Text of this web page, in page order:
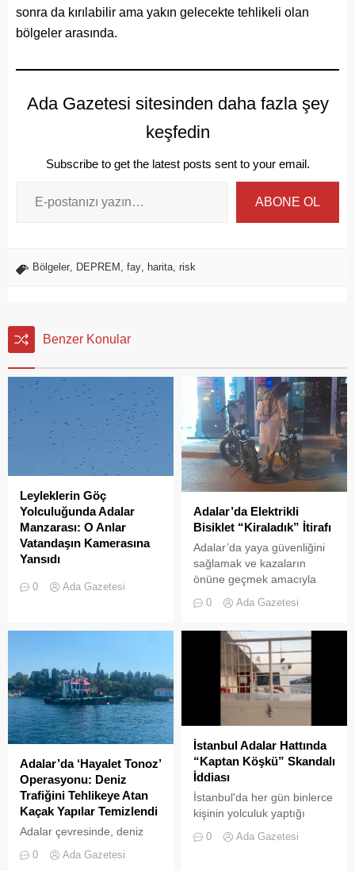
sonra da kırılabilir ama yakın gelecekte tehlikeli olan
bölgeler arasında.
Ada Gazetesi sitesinden daha fazla şey
keşfedin
Subscribe to get the latest posts sent to your email.
ABONE OL
Bölgeler DEPREM fay harita risk
Benzer Konular
Leyleklerin Göç
Yolculuğunda Adalar
Manzarası: O Anlar
Vatandaşın Kamerasına
Yansıdı
Sonbahar göçüne başlayan
leylek sürülerinin Adalar
İstanbul’da, yüzlerce
leyleğin Adalar
semalarındaki süzülüşü cep
telefonu kameralarına
yansıdı. Marmara Denizi ve
gökyüzünde süzülen
devasa leylek sürüsü,
izleyenlere adeta görsel bir
şölen sundu. Sürüler
halinde termal hava...
0 Ada Gazetesi
Adalar’da Elektrikli
Bisiklet “Kiraladık” İtirafı
Adalar’da yaya güvenliğini
sağlamak ve kazaların
önüne geçmek amacıyla
getirilen “elektrikli bisiklet
kiralama yasağı” adeta hiçe
yansıyan son görüntüler,
yasağın delindiğini ve
denetimlerin yetersiz
kaldığını bir kez daha gözler
önüne serdi. Adalar’da
UKOME (Ulaşım
Koordinasyon Merkezi)
kararları doğrultusunda
ticari amaçlı elektrikli bisiklet
ve scooter kiralama
faaliyetleri yasaklanmış
durumda....
0 Ada Gazetesi
Adalar’da ‘Hayalet Tonoz’
Operasyonu: Deniz
Trafiğini Tehlikeye Atan
Kaçak Yapılar Temizlendi
Adalar çevresinde, deniz
trafiğini tehlikeye sokan ve
çevre kirliliğine neden olan
0 Ada Gazetesi
İstanbul Adalar Hattında
“Kaptan Köşkü” Skandalı
İddiası
İstanbul'da her gün binlerce
kişinin yolculuk yaptığı
görüntüler "bu kadarına da
0 Ada Gazetesi